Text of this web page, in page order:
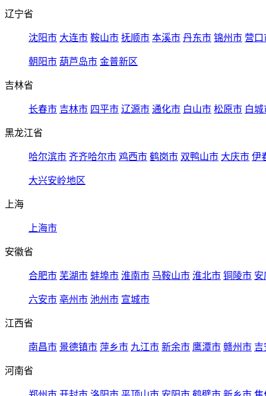
辽宁省
沈阳市 大连市 鞍山市 抚顺市 本溪市 丹东市 锦州市 营口
朝阳市 葫芦岛市 金普新区
吉林省
长春市 吉林市 四平市 辽源市 通化市 白山市 松原市 白城
黑龙江省
哈尔滨市 齐齐哈尔市 鸡西市 鹤岗市 双鸭山市 大庆市 伊
大兴安岭地区
上海
上海市
安徽省
合肥市 芜湖市 蚌埠市 淮南市 马鞍山市 淮北市 铜陵市 安
六安市 亳州市 池州市 宣城市
江西省
南昌市 景德镇市 萍乡市 九江市 新余市 鹰潭市 赣州市 吉
河南省